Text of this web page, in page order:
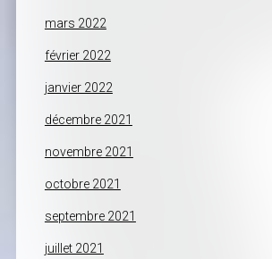
mars 2022
février 2022
janvier 2022
décembre 2021
novembre 2021
octobre 2021
septembre 2021
juillet 2021